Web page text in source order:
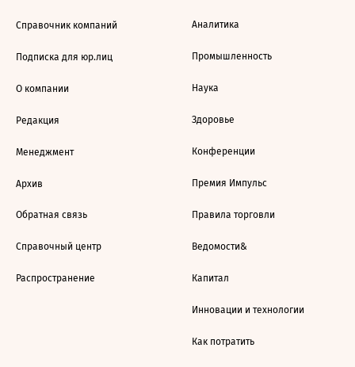
Справочник компаний
Подписка для юр.лиц
О компании
Редакция
Менеджмент
Архив
Обратная связь
Справочный центр
Распространение
Аналитика
Промышленность
Наука
Здоровье
Конференции
Премия Импульс
Правила торговли
Ведомости&
Капитал
Инновации и технологии
Как потратить